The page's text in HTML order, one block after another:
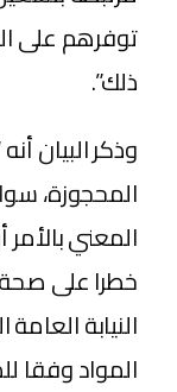
توفرهم على
ذلك”.
وذكر البيان
المحجوزة،
المعني
خطرا على
النيابة
المواد وفقا